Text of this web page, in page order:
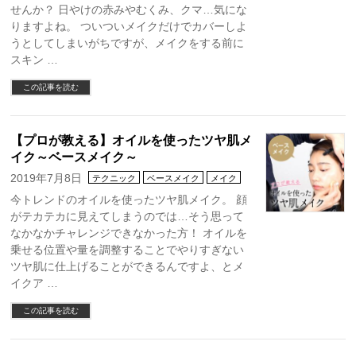
せんか？ 日やけの赤みやむくみ、クマ…気にな
りますよね。 ついついメイクだけでカバーしよ
うとしてしまいがちですが、メイクをする前に
スキン …
この記事を読む
【プロが教える】オイルを使ったツヤ肌メ
イク～ベースメイク～
2019年7月8日 テクニック ベースメイク メイク
今トレンドのオイルを使ったツヤ肌メイク。 顔
がテカテカに見えてしまうのでは…そう思って
なかなかチャレンジできなかった方！ オイルを
乗せる位置や量を調整することでやりすぎない
ツヤ肌に仕上げることができるんですよ、とメ
イクア …
この記事を読む